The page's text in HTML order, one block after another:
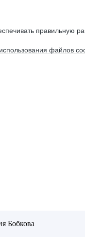
правильную
файлов
Бобкова